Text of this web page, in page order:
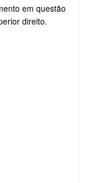
em questão
direito.